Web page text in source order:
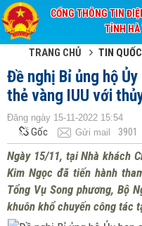
CỔNG THÔNG TIN
TỈNH HÀ
TRANG CHỦ TIN
Đề nghị Bỉ ủng hộ
thẻ vàng IUU với
Đăng ngày 15-11-2022 15:54
Gốc Gửi mail 3901
Ngày 15/11, tại Nhà khách
Kim Ngọc đã tiến hành
Tổng Vụ Song phương, Bộ
khuôn khổ chuyến công tác
Đã kết nối EMC